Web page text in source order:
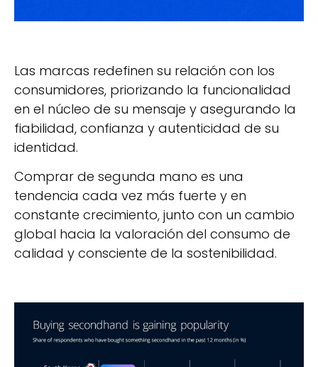
Las marcas redefinen su relación con los
consumidores, priorizando la funcionalidad
en el núcleo de su mensaje y asegurando la
fiabilidad, confianza y autenticidad de su
identidad.
Comprar de segunda mano es una
tendencia cada vez más fuerte y en
constante crecimiento, junto con un cambio
global hacia la valoración del consumo de
calidad y consciente de la sostenibilidad.